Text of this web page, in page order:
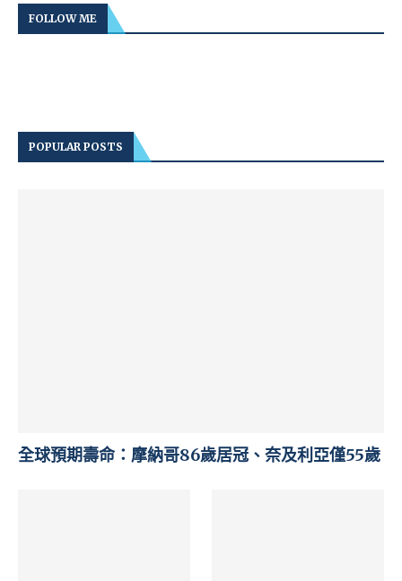
FOLLOW ME
POPULAR POSTS
全球預期壽命：摩納哥86歲居冠、奈及利亞僅55歲